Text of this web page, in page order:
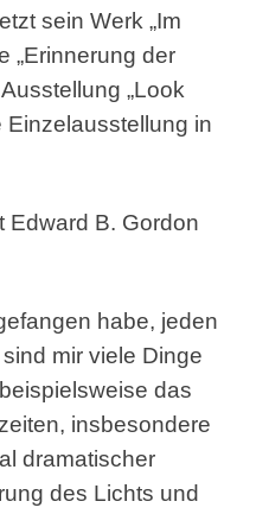
sein Werk „Im
„Erinnerung der
„Look
Einzelausstellung in
Edward B. Gordon
habe, jeden
mir viele Dinge
das
insbesondere
dramatischer
des Lichts und